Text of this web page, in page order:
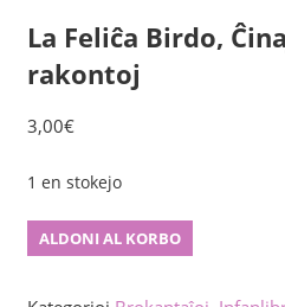
La Feliĉa Birdo,
rakontoj
3,00€
1 en stokejo
La
Birdo,
ALDONI AL KORBO